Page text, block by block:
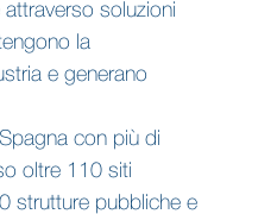
soluzioni
la
e generano
con più di
oltre 110 siti
strutture pubbliche e